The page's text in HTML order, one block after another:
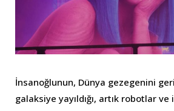
İnsanoğlunun, Dünya gezegenini
galaksiye yayıldığı, artık robotlar ve